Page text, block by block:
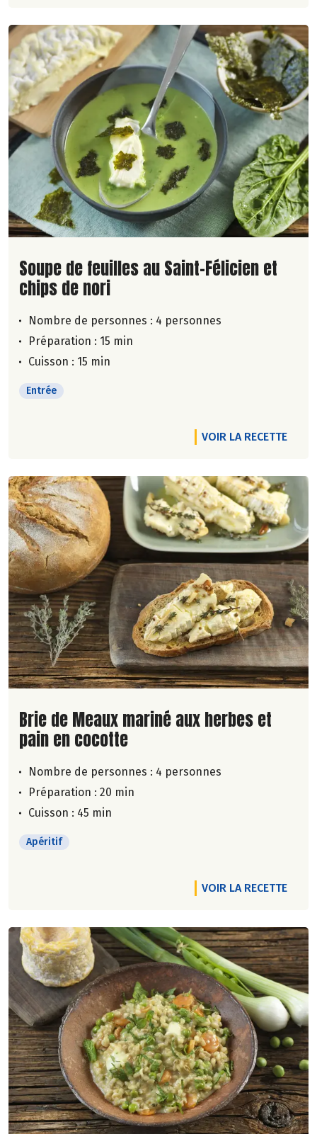
Lire la suite de la recette
Soupe de feuilles au Saint-Félicien et
chips de nori
Nombre de personnes : 4 personnes
Préparation : 15 min
Cuisson : 15 min
Entrée
VOIR LA RECETTE
Lire la suite de la recette
Brie de Meaux mariné aux herbes et
pain en cocotte
Nombre de personnes : 4 personnes
Préparation : 20 min
Cuisson : 45 min
Apéritif
VOIR LA RECETTE